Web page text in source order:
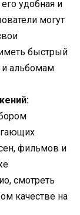
удобная и
могут
быстрый
альбомам.
фильмов и
смотреть
качестве на